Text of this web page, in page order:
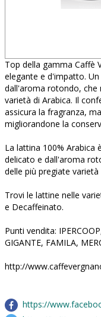
Top della gamma Caffè
elegante e d'impatto.
dall'aroma rotondo, che
varietà di Arabica. Il
assicura la fragranza,
migliorandone la
La lattina 100%
delicato e dall'aroma
delle più pregiate varietà
Trovi le lattine nelle
e Decaffeinato.
Punti vendita:
GIGANTE, FAMILA,
http://
https://